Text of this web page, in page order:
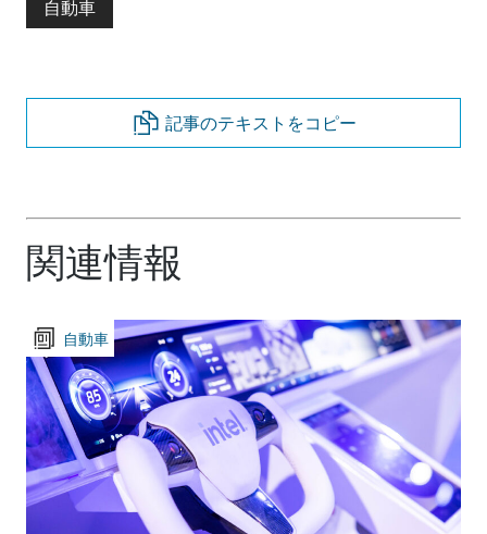
自動車
記事のテキストをコピー
関連情報
自動車